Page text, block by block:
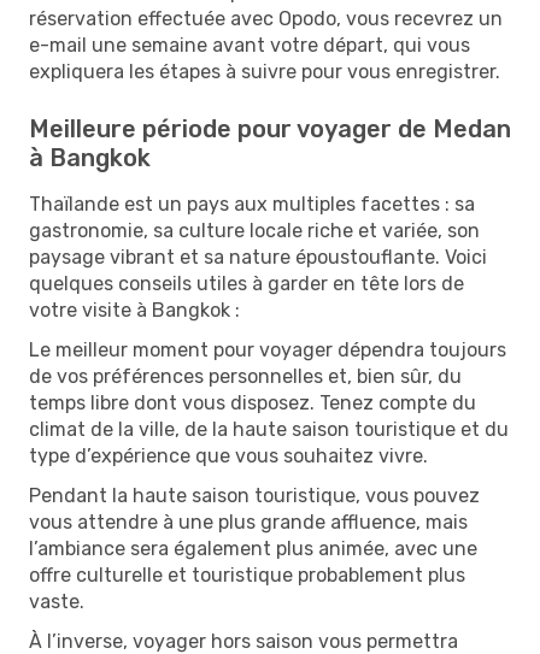
réservation effectuée avec Opodo, vous recevrez un
e-mail une semaine avant votre départ, qui vous
expliquera les étapes à suivre pour vous enregistrer.
Meilleure période pour voyager de Medan
à Bangkok
Thaïlande est un pays aux multiples facettes : sa
gastronomie, sa culture locale riche et variée, son
paysage vibrant et sa nature époustouflante. Voici
quelques conseils utiles à garder en tête lors de
votre visite à Bangkok :
Le meilleur moment pour voyager dépendra toujours
de vos préférences personnelles et, bien sûr, du
temps libre dont vous disposez. Tenez compte du
climat de la ville, de la haute saison touristique et du
type d’expérience que vous souhaitez vivre.
Pendant la haute saison touristique, vous pouvez
vous attendre à une plus grande affluence, mais
l’ambiance sera également plus animée, avec une
offre culturelle et touristique probablement plus
vaste.
À l’inverse, voyager hors saison vous permettra